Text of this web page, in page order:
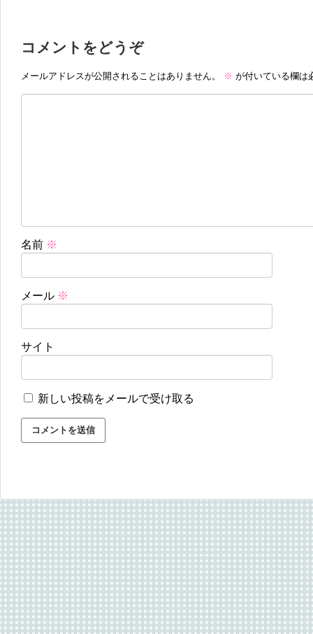
コメントをどうぞ
メールアドレスが公開されることはありません。 ※ が付いている欄は
名前 ※
メール ※
サイト
新しい投稿をメールで受け取る